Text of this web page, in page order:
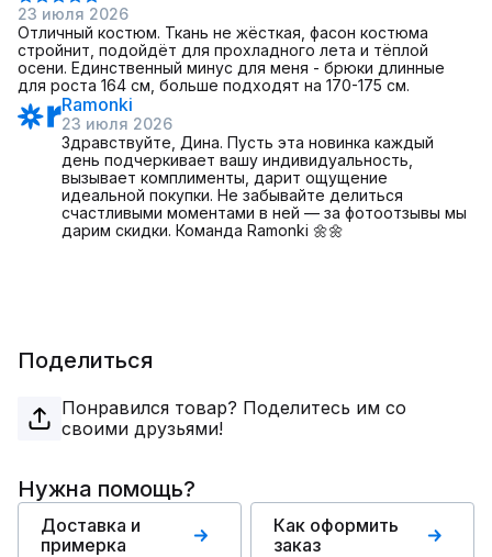
23 июля 2026
Отличный костюм. Ткань не жёсткая, фасон костюма
стройнит, подойдёт для прохладного лета и тёплой
осени. Единственный минус для меня - брюки длинные
для роста 164 см, больше подходят на 170-175 см.
Ramonki
23 июля 2026
Здравствуйте, Дина. Пусть эта новинка каждый
день подчеркивает вашу индивидуальность,
вызывает комплименты, дарит ощущение
идеальной покупки. Не забывайте делиться
счастливыми моментами в ней — за фотоотзывы мы
дарим скидки. Команда Ramonki 🌼🌼
Поделиться
Понравился товар? Поделитесь им со
своими друзьями!
Нужна помощь?
Доставка и
примерка
Как оформить
заказ